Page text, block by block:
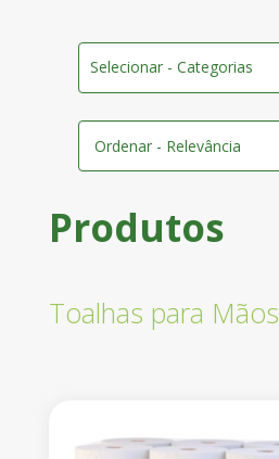
Selecionar - Categorias
Produtos
Toalhas para Mãos